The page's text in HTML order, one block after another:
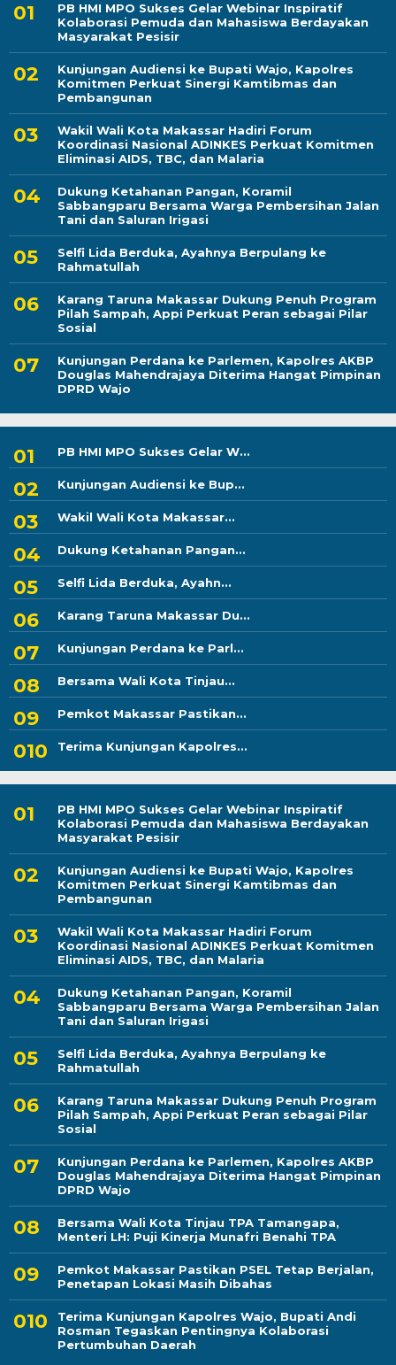
PB HMI MPO Sukses Gelar Webinar Inspiratif
Kolaborasi Pemuda dan Mahasiswa Berdayakan
Masyarakat Pesisir
Kunjungan Audiensi ke Bupati Wajo, Kapolres
Komitmen Perkuat Sinergi Kamtibmas dan
Pembangunan
Wakil Wali Kota Makassar Hadiri Forum
Koordinasi Nasional ADINKES Perkuat Komitmen
Eliminasi AIDS, TBC, dan Malaria
Dukung Ketahanan Pangan, Koramil
Sabbangparu Bersama Warga Pembersihan Jalan
Tani dan Saluran Irigasi
Selfi Lida Berduka, Ayahnya Berpulang ke
Rahmatullah
Karang Taruna Makassar Dukung Penuh Program
Pilah Sampah, Appi Perkuat Peran sebagai Pilar
Sosial
Kunjungan Perdana ke Parlemen, Kapolres AKBP
Douglas Mahendrajaya Diterima Hangat Pimpinan
DPRD Wajo
PB HMI MPO Sukses Gelar W...
Kunjungan Audiensi ke Bup...
Wakil Wali Kota Makassar...
Dukung Ketahanan Pangan...
Selfi Lida Berduka, Ayahn...
Karang Taruna Makassar Du...
Kunjungan Perdana ke Parl...
Bersama Wali Kota Tinjau...
Pemkot Makassar Pastikan...
Terima Kunjungan Kapolres...
PB HMI MPO Sukses Gelar Webinar Inspiratif
Kolaborasi Pemuda dan Mahasiswa Berdayakan
Masyarakat Pesisir
Kunjungan Audiensi ke Bupati Wajo, Kapolres
Komitmen Perkuat Sinergi Kamtibmas dan
Pembangunan
Wakil Wali Kota Makassar Hadiri Forum
Koordinasi Nasional ADINKES Perkuat Komitmen
Eliminasi AIDS, TBC, dan Malaria
Dukung Ketahanan Pangan, Koramil
Sabbangparu Bersama Warga Pembersihan Jalan
Tani dan Saluran Irigasi
Selfi Lida Berduka, Ayahnya Berpulang ke
Rahmatullah
Karang Taruna Makassar Dukung Penuh Program
Pilah Sampah, Appi Perkuat Peran sebagai Pilar
Sosial
Kunjungan Perdana ke Parlemen, Kapolres AKBP
Douglas Mahendrajaya Diterima Hangat Pimpinan
DPRD Wajo
Bersama Wali Kota Tinjau TPA Tamangapa,
Menteri LH: Puji Kinerja Munafri Benahi TPA
Pemkot Makassar Pastikan PSEL Tetap Berjalan,
Penetapan Lokasi Masih Dibahas
Terima Kunjungan Kapolres Wajo, Bupati Andi
Rosman Tegaskan Pentingnya Kolaborasi
Pertumbuhan Daerah